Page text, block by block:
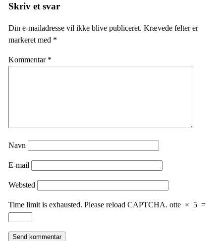
Skriv et svar
Din e-mailadresse vil ikke blive publiceret. Krævede felter er
markeret med *
Kommentar *
Navn
E-mail
Websted
Time limit is exhausted. Please reload CAPTCHA. otte × 5 =